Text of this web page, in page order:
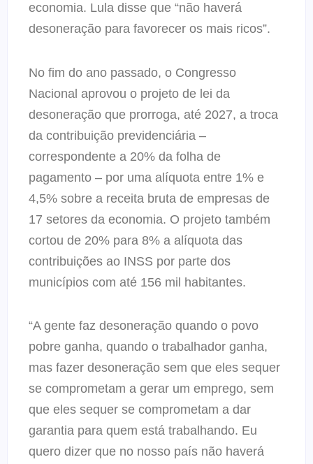
economia. Lula disse que “não haverá
desoneração para favorecer os mais ricos”.
No fim do ano passado, o Congresso
Nacional aprovou o projeto de lei da
desoneração que prorroga, até 2027, a troca
da contribuição previdenciária –
correspondente a 20% da folha de
pagamento – por uma alíquota entre 1% e
4,5% sobre a receita bruta de empresas de
17 setores da economia. O projeto também
cortou de 20% para 8% a alíquota das
contribuições ao INSS por parte dos
municípios com até 156 mil habitantes.
“A gente faz desoneração quando o povo
pobre ganha, quando o trabalhador ganha,
mas fazer desoneração sem que eles sequer
se comprometam a gerar um emprego, sem
que eles sequer se comprometam a dar
garantia para quem está trabalhando. Eu
quero dizer que no nosso país não haverá